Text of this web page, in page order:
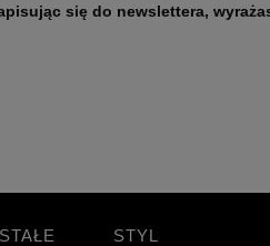
się do newslettera, wyrażasz zgodę na
STYL